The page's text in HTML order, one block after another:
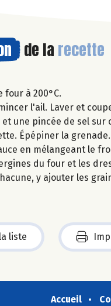
de la recette
four à 200°C.
l'ail. Laver et
une pincée de sel
Épépiner la grenade.
en mélangeant le
du four et les
y ajouter les
liste
Accueil